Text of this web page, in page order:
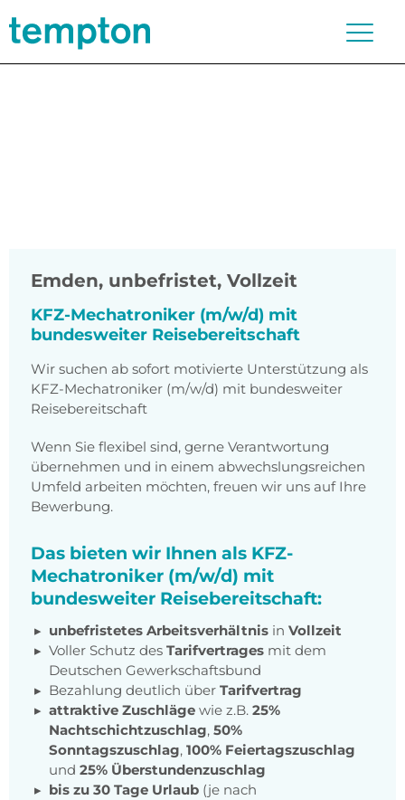
Emden, unbefristet, Vollzeit
KFZ-Mechatroniker (m/w/d) mit
bundesweiter Reisebereitschaft
Wir suchen ab sofort motivierte Unterstützung als
KFZ-Mechatroniker (m/w/d) mit bundesweiter
Reisebereitschaft
Wenn Sie flexibel sind, gerne Verantwortung
übernehmen und in einem abwechslungsreichen
Umfeld arbeiten möchten, freuen wir uns auf Ihre
Bewerbung.
Das bieten wir Ihnen als KFZ-
Mechatroniker (m/w/d) mit
bundesweiter Reisebereitschaft:
unbefristetes Arbeitsverhältnis in Vollzeit
Voller Schutz des Tarifvertrages mit dem
Deutschen Gewerkschaftsbund
Bezahlung deutlich über Tarifvertrag
attraktive Zuschläge wie z.B. 25%
Nachtschichtzuschlag, 50%
Sonntagszuschlag, 100% Feiertagszuschlag
und 25% Überstundenzuschlag
bis zu 30 Tage Urlaub (je nach